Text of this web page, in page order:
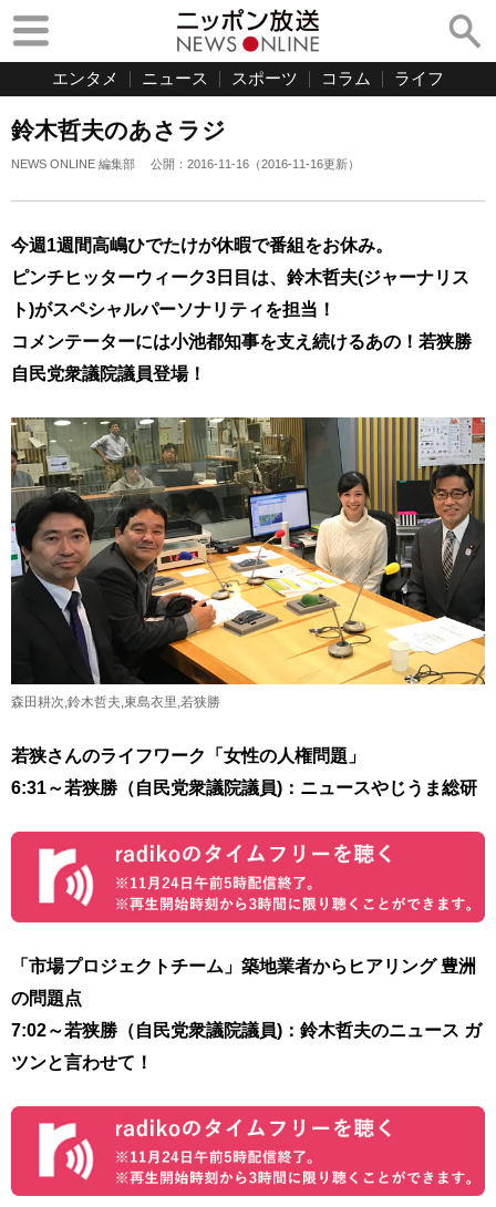
エンタメ ニュース スポーツ コラム ライフ
鈴木哲夫のあさラジ
NEWS ONLINE 編集部 公開： 2016-11-16 （2016-11-16更新）
今週1週間高嶋ひでたけが休暇で番組をお休み。
ピンチヒッターウィーク3日目は、鈴木哲夫(ジャーナリス
ト)がスペシャルパーソナリティを担当！
コメンテーターには小池都知事を支え続けるあの！若狭勝
自民党衆議院議員登場！
森田耕次,鈴木哲夫,東島衣里,若狭勝
若狭さんのライフワーク「女性の人権問題」
6:31～若狭勝（自民党衆議院議員) ：ニュースやじうま総研
「市場プロジェクトチーム」築地業者からヒアリング 豊洲
の問題点
7:02～若狭勝（自民党衆議院議員) ：鈴木哲夫のニュース ガ
ツンと言わせて！